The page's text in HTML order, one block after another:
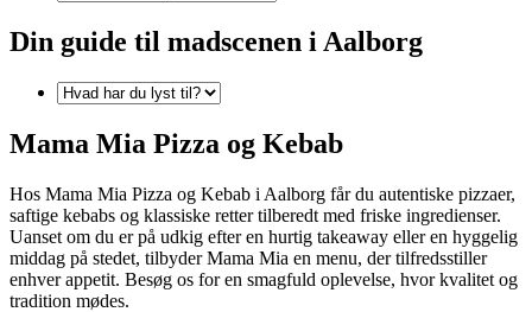
Din guide til madscenen i Aalborg
Mama Mia Pizza og Kebab
Hos Mama Mia Pizza og Kebab i Aalborg får du autentiske pizzaer,
saftige kebabs og klassiske retter tilberedt med friske ingredienser.
Uanset om du er på udkig efter en hurtig takeaway eller en hyggelig
middag på stedet, tilbyder Mama Mia en menu, der tilfredsstiller
enhver appetit. Besøg os for en smagfuld oplevelse, hvor kvalitet og
tradition mødes.